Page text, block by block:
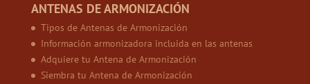
ANTENAS DE ARMONIZACIÓN
Tipos de Antenas de Armonización
Información armonizadora incluida en las antenas
Adquiere tu Antena de Armonización
Siembra tu Antena de Armonización